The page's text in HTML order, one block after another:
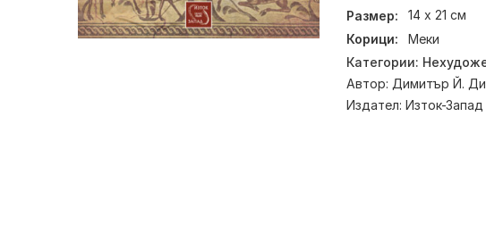
Размер:
14 х 21 см
Корици:
Меки
Категории:
Автор: Димитър Й.
Издател: Изток-Запад